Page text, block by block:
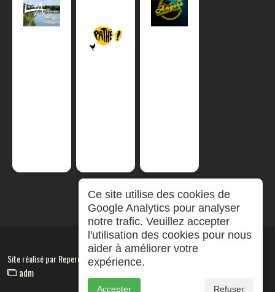
Site réalisé parRepereCom
adm
Ce site utilise des cookies de
Google Analytics pour analyser
notre trafic. Veuillez accepter
l'utilisation des cookies pour nous
aider à améliorer votre
expérience.
Accepter Refuser